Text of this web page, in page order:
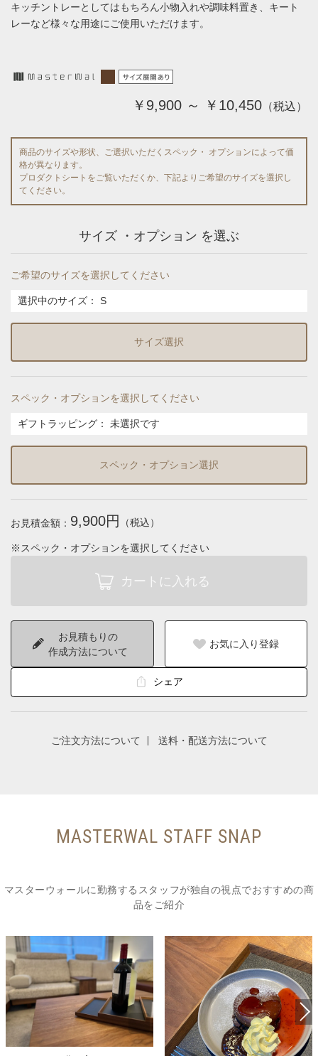
キッチントレーとしてはもちろん小物入れや調味料置き、キート
レーなど様々な用途にご使用いただけます。
￥9,900 ～ ￥10,450 （税込）
商品のサイズや形状、ご選択いただくスペック・ オプションによって価
格が異なります。
プロダクトシートをご覧いただくか、下記よりご希望のサイズを選択し
てください。
サイズ ・オプション を選ぶ
ご希望のサイズを選択してください
選択中のサイズ： S
サイズ選択
スペック・オプションを選択してください
ギフトラッピング ： 未選択です
スペック・オプション選択
お見積金額： 9,900円 （税込）
※スペック・オプションを選択してください
お見積もりの
作成方法について
お気に入り登録
シェア
ご注文方法について 送料・配送方法について
MASTERWAL STAFF SNAP
マスターウォールに勤務するスタッフが独自の視点でおすすめの商
品をご紹介